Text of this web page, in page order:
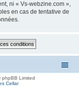
ni « Vs-webzine.com »,
en cas de tentative de
Limited
Cellar